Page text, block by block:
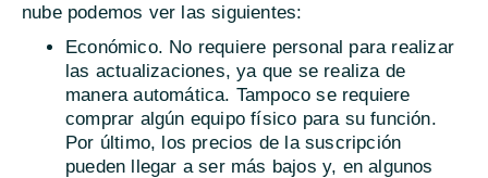
nube podemos ver las siguientes:
Económico. No requiere personal para realizar
las actualizaciones, ya que se realiza de
manera automática. Tampoco se requiere
comprar algún equipo físico para su función.
Por último, los precios de la suscripción
pueden llegar a ser más bajos y, en algunos